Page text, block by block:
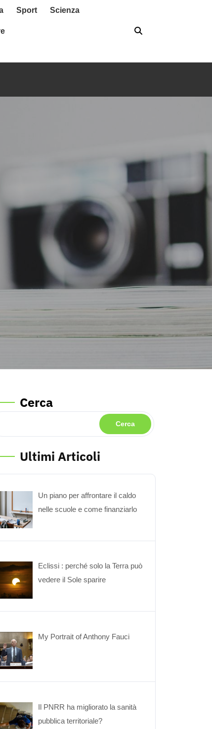
Sport Scienza
Cerca
Cerca
Ultimi Articoli
Un piano per affrontare il caldo
nelle scuole e come finanziarlo
Eclissi : perché solo la Terra può
vedere il Sole sparire
My Portrait of Anthony Fauci
Il PNRR ha migliorato la sanità
pubblica territoriale?